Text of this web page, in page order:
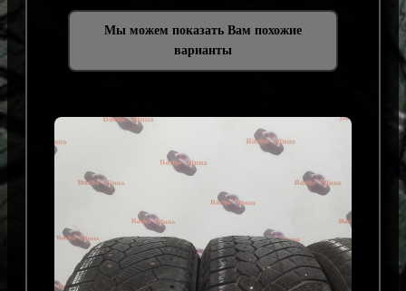
Мы можем показать Вам похожие
варианты